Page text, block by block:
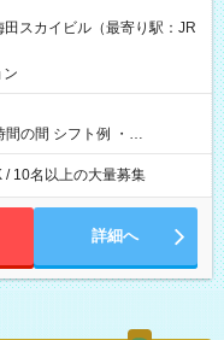
スカイビル（最寄り駅：JR
の間 シフト例 ・
実働5時間 ・
/ 10名以上の大量募集
詳細へ